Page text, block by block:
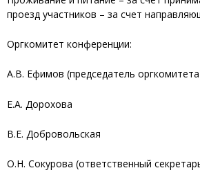
проезд участников – за счет
Оргкомитет конференции:
А.В. Ефимов (председатель
Е.А. Дорохова
В.Е. Добровольская
О.Н. Сокурова (ответственный